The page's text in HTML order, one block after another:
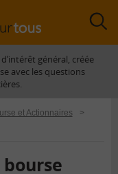
général, créée
avec les questions
et Actionnaires
>